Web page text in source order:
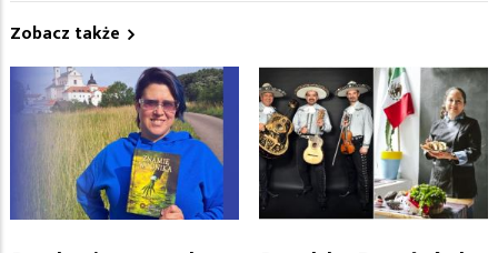
Zobacz także